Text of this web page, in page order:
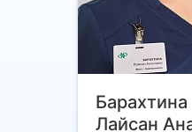
Барахтина
Лайсан